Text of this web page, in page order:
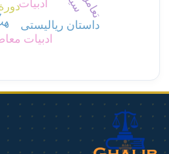
ادبیات
ادبیات
داستان ریالیستی